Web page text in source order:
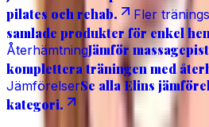
pilates och rehab.
Fler
samlade produkter för enkel
ÅterhämtningJämför
komplettera träningen med
JämförelserSe alla Elins
kategori.